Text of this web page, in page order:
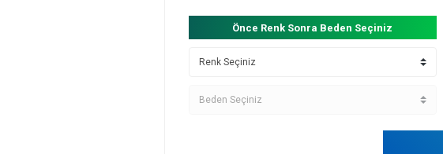
Önce Renk Sonra Beden Seçiniz